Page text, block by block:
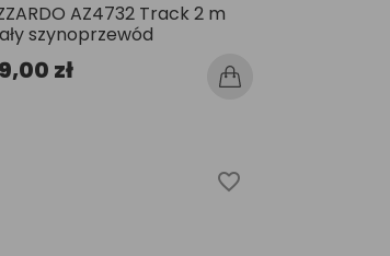
AZ4732 Track 2 m
szynoprzewód
zł
favorite_border